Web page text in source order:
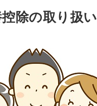
除の取り扱い